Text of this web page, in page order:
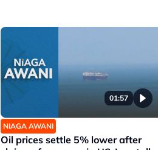
01:57
NIAGA AWANI
Oil prices settle 5% lower after